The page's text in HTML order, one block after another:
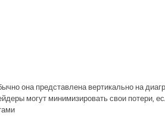
она представлена вертикально на
могут минимизировать свои потери,